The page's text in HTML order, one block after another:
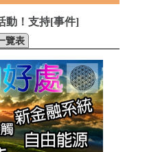
動！支持[事件]
覽表